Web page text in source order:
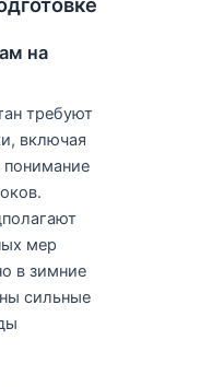
на
требуют
включая
мер
в зимние
сильные